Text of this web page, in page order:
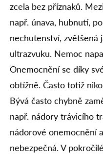
zcela bez příznaků.
např. únava, hubnutí,
nechutenství, zvětšená
ultrazvuku. Nemoc
Onemocnění se díky
obtížně. Často totiž
Bývá často chybně
např. nádory trávicího
nádorové onemocnění
nebezpečná. V